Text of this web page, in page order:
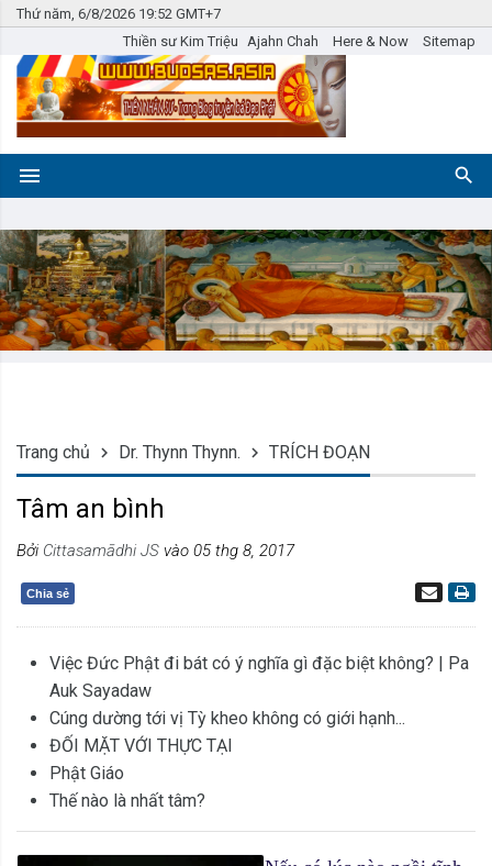
Thứ năm, 6/8/2026 19:52 GMT+7
Thiền sư Kim Triệu Ajahn Chah Here & Now Sitemap
Trang chủ Dr. Thynn Thynn. TRÍCH ĐOẠN
Tâm an bình
Bởi Cittasamādhi JS vào 05 thg 8, 2017
Chia sẻ
Việc Đức Phật đi bát có ý nghĩa gì đặc biệt không? | Pa
Auk Sayadaw
Cúng dường tới vị Tỳ kheo không có giới hạnh...
ĐỐI MẶT VỚI THỰC TẠI
Phật Giáo
Thế nào là nhất tâm?